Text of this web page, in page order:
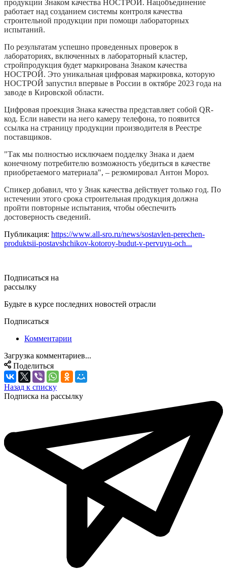
продукции Знаком качества НОСТРОЙ. Нацобъединение
работает над созданием системы контроля качества
строительной продукции при помощи лабораторных
испытаний.
По результатам успешно проведенных проверок в
лабораториях, включенных в лабораторный кластер,
стройпродукция будет маркирована Знаком качества
НОСТРОЙ. Это уникальная цифровая маркировка, которую
НОСТРОЙ запустил впервые в России в октябре 2023 года на
заводе в Кировской области.
Цифровая проекция Знака качества представляет собой QR-
код. Если навести на него камеру телефона, то появится
ссылка на страницу продукции производителя в Реестре
поставщиков.
"Так мы полностью исключаем подделку Знака и даем
конечному потребителю возможность убедиться в качестве
приобретаемого материала", – резюмировал Антон Мороз.
Спикер добавил, что у Знак качества действует только год. По
истечении этого срока строительная продукция должна
пройти повторные испытания, чтобы обеспечить
достоверность сведений.
Публикация: https://www.all-sro.ru/news/sostavlen-perechen-
produktsii-postavshchikov-kotoroy-budut-v-pervuyu-och...
Подписаться на
рассылку
Будьте в курсе последних новостей отрасли
Подписаться
Комментарии
Загрузка комментариев...
Поделиться
Назад к списку
Подписка на рассылку